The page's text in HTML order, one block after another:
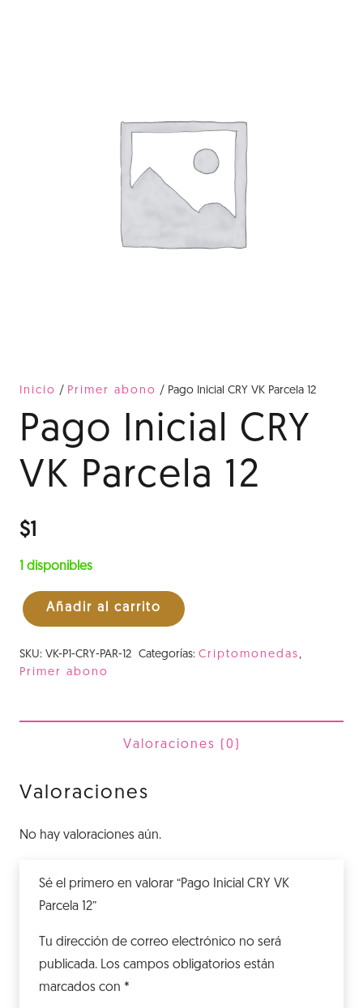
Inicio / Primer abono / Pago Inicial CRY VK Parcela 12
Pago Inicial CRY
VK Parcela 12
$1
1 disponibles
Pago
CRY
Añadir al carrito
SKU: VK-P1-CRY-PAR-12 Categorías: Criptomonedas,
Primer abono
Valoraciones (0)
Valoraciones
No hay valoraciones aún.
Sé el primero en valorar “Pago Inicial CRY VK
Parcela 12”
Tu dirección de correo electrónico no será
publicada. Los campos obligatorios están
marcados con *